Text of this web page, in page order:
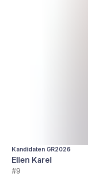
Kandidaten GR2026
Ellen Karel
#9